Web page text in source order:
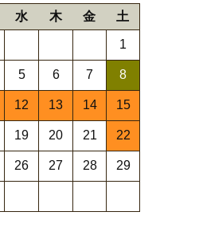
水 木 金 土
1
5 6 7 8
12 13 14 15
19 20 21 22
26 27 28 29